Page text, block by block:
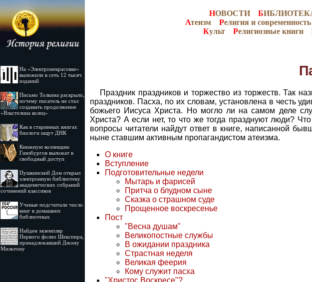
На «Электронекрасовке»
выложили в сеть 12 тысяч
изданий
Письмо Толкина раскрыло,
почему писатель не стал
создавать продолжение
«Властелина колец»
Как в старинных книгах
биологи ищут ДНК
Книжную коллекцию
Гинзбургов выложат в
свободный доступ
Пушкинский Дом открыл
электронную библиотеку
академических собраний
сочинений классиков
Ученые подсчитали число
книг в домашних
библиотеках
Найден экземпляр
Первого фолио Шекспира,
принадлежавший Джону
Мильтону
НОВОСТИ Б
Атеизм Религия и современность
Культ Религиозные книги
Праздник праздников и торжество из торжеств. Так
праздников. Пасха, по их словам, установлена в честь
божьего Иисуса Христа. Но могло ли на самом деле
Христа? А если нет, то что же тогда празднуют люди?
вопросы читатели найдут ответ в книге, написанной
ныне ставшим активным пропагандистом атеизма.
О книге
Вступление
Подготовительные недели
Мытарь и фарисей
Притча о блудном сыне
Сказка о страшном суде
Прощенное воскресенье
Пост
"Весна душам"
Великопостные службы
В ожидании праздника
Страстная неделя
Великая феерия
Кому служит пасха
"Христос Воскресе"?